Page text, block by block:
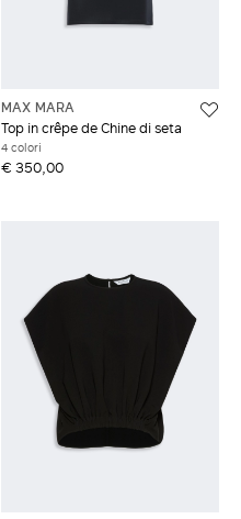
MAX MARA
Top in crêpe de Chine di seta
4 colori
€ 350,00